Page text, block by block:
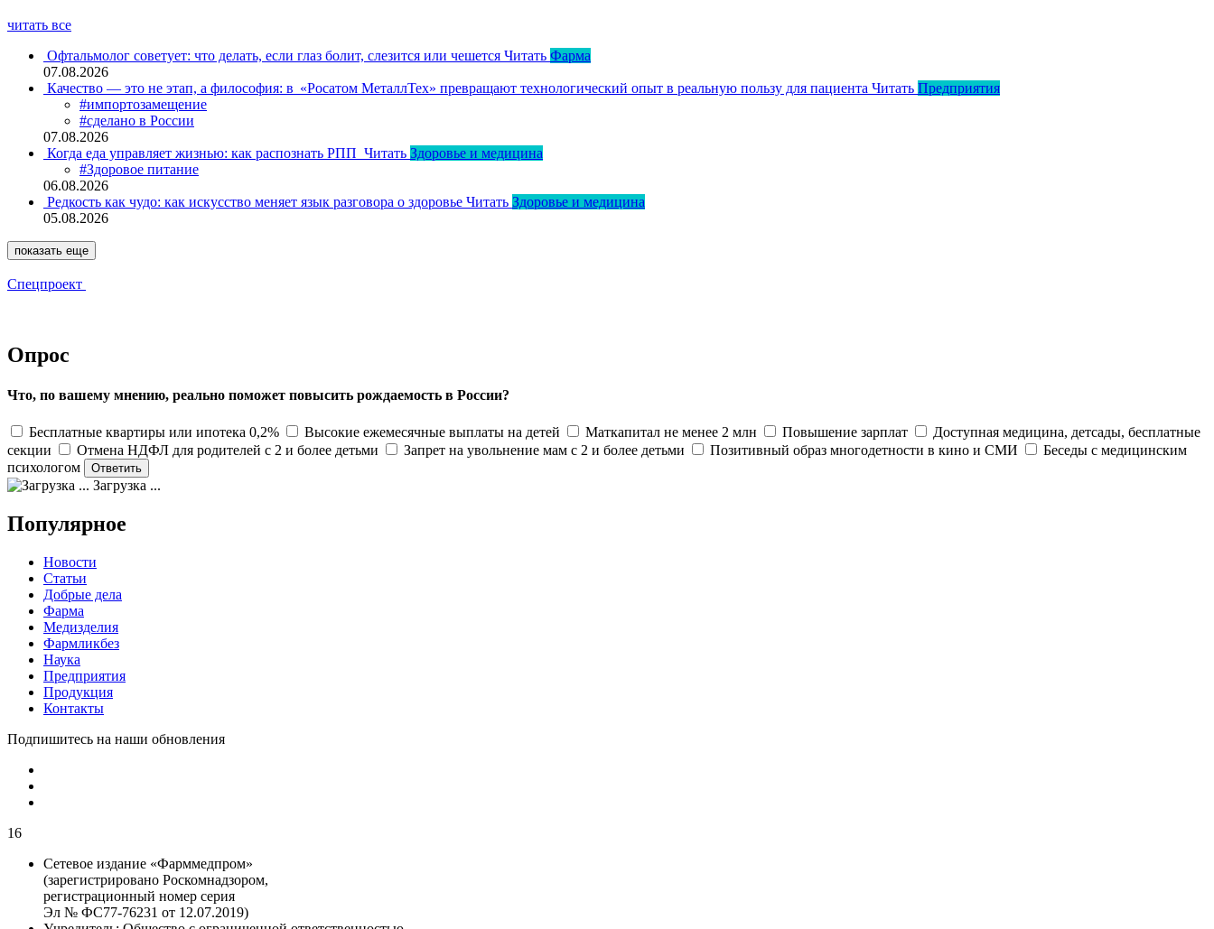
читать все
Офтальмолог советует: что делать, если глаз болит, слезится или чешется Читать Фарма
07.08.2026
Качество — это не этап, а философия: в «Росатом МеталлТех» превращают технологический опыт в реальную пользу для пациента Читать Предприятия
#импортозамещение
#сделано в России
07.08.2026
Когда еда управляет жизнью: как распознать РПП Читать Здоровье и медицина
#Здоровое питание
06.08.2026
Редкость как чудо: как искусство меняет язык разговора о здоровье Читать Здоровье и медицина
05.08.2026
показать еще
Спецпроект
Опрос
Что, по вашему мнению, реально поможет повысить рождаемость в России?
Бесплатные квартиры или ипотека 0,2% Высокие ежемесячные выплаты на детей Маткапитал не менее 2 млн Повышение зарплат
Доступная медицина, детсады, бесплатные
секции
Отмена НДФЛ для родителей с 2 и более детьми Запрет на увольнение мам с 2 и более детьми Позитивный образ многодетности в кино и СМИ
Беседы с медицинским
психологом
Загрузка ...
Популярное
Новости
Статьи
Добрые дела
Фарма
Медизделия
Фармликбез
Наука
Предприятия
Продукция
Контакты
Подпишитесь на наши обновления
16
Сетевое издание «Фарммедпром»
(зарегистрировано Роскомнадзором,
регистрационный номер серия
Эл № ФС77-76231 от 12.07.2019)